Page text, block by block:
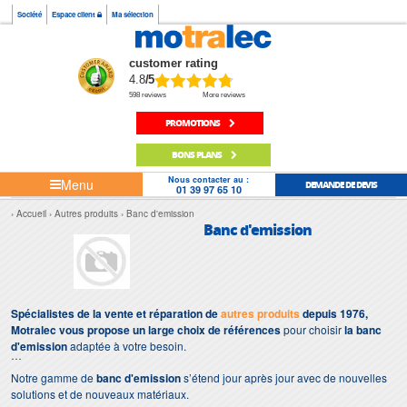
Société Espace client Ma sélection
customer rating
4.8/5
598 reviews More reviews
PROMOTIONS
BONS PLANS
Menu Nous contacter au :
01 39 97 65 10 DEMANDE DE DEVIS
Accueil Autres produits Banc d'emission
Banc d'emission
Spécialistes de la vente et réparation deautres produits depuis 1976,
Motralec vous propose un large choix de référencespour choisirla banc
d'emissionadaptée à votre besoin.
Notre gamme debanc d'emissions’étend jour après jour avec de nouvelles
solutions et de nouveaux matériaux.